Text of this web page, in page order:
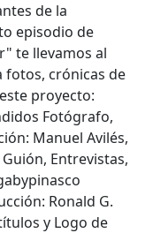
de la
episodio de
te llevamos al
fotos, crónicas de
proyecto:
Fotógrafo,
Manuel Avilés,
Entrevistas,
Ronald G.
y Logo de